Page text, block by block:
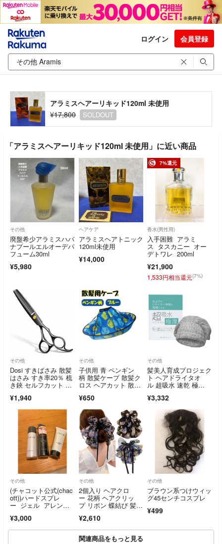
ログイン 会員登録
アラミスヘアーリキッド120ml 未使用
¥17,800
SOLDOUT
「アラミスヘアーリキッド120ml 未使用」に近い商品
その他
廃盤希少アラミスハバ
ナプールエルオーデパ
フューム30ml
¥5,980
ヘアケア
アラミスヘアトニック
120ml未使用
¥14,000
7%還元
香水(男性用)
入手困難 アラミ
ス タスカニー オー
デトワレ 200ml
¥21,900
1,533円相当還元(7%)
その他
Dosi すきばさみ 散髪
はさみ すき率20％ 梳
き鋏 セルフカット セ
ット ステンレス製 髪
切りハサミ
¥1,940
その他
子供用 青 ペンギン
柄 散髪ケープ 散髪ク
ロス ヘアカット 散髪
¥650
その他
髪美人育成プロジェク
ト ヘアドライタオ
ル 超吸水 速乾 極
¥3,332
その他
(チャコット公式(chac
ott))ハードスプレ
ー ジェル アレンジ
¥3,000
その他
2個入り ヘアクロ
ー 花柄 ヘアクリッ
プ リボン 蝶結び 髪留
¥2,610
その他
ブラウン系つけウィッ
グ45センチコスプレ
¥499
関連商品をもっと見る